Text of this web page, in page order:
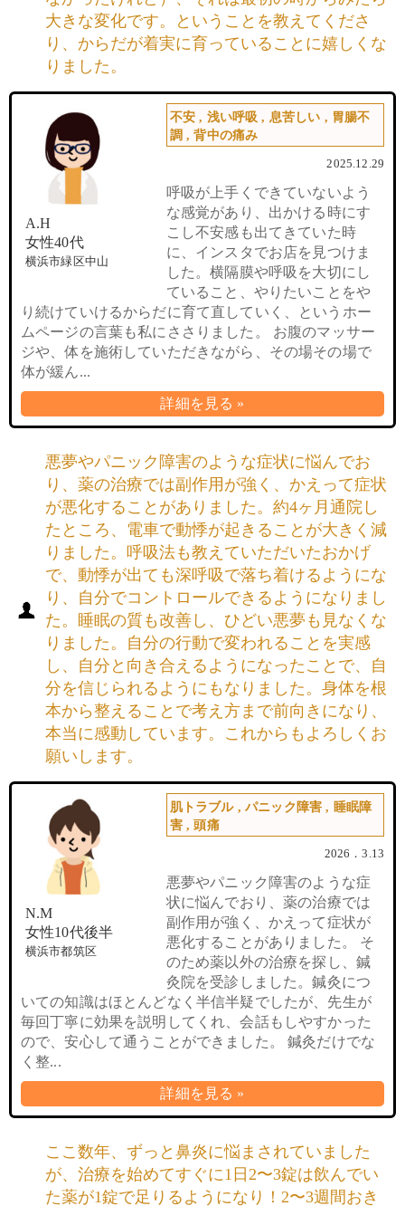
大きな変化です。ということを教えてくださ
り、からだが着実に育っていることに嬉しくな
りました。
A.H
女性40代
横浜市緑区中山
不安 , 浅い呼吸 , 息苦しい , 胃腸不
調 ,背中の痛み
2025.12.29
呼吸が上手くできていないよう
な感覚があり、出かける時にす
こし不安感も出てきていた時
に、インスタでお店を見つけま
した。横隔膜や呼吸を大切にし
ていること、やりたいことをや
り続けていけるからだに育て直していく、というホー
ムページの言葉も私にささりました。 お腹のマッサー
ジや、体を施術していただきながら、その場その場で
体が緩ん...
詳細を見る »
悪夢やパニック障害のような症状に悩んでお
り、薬の治療では副作用が強く、かえって症状
が悪化することがありました。約4ヶ月通院し
たところ、電車で動悸が起きることが大きく減
りました。呼吸法も教えていただいたおかげ
で、動悸が出ても深呼吸で落ち着けるようにな
り、自分でコントロールできるようになりまし
た。睡眠の質も改善し、ひどい悪夢も見なくな
りました。自分の行動で変われることを実感
し、自分と向き合えるようになったことで、自
分を信じられるようにもなりました。身体を根
本から整えることで考え方まで前向きになり、
本当に感動しています。これからもよろしくお
願いします。
N.M
女性10代後半
横浜市都筑区
肌トラブル,パニック障害 , 睡眠障
害,頭痛
2026．3.13
悪夢やパニック障害のような症
状に悩んでおり、薬の治療では
副作用が強く、かえって症状が
悪化することがありました。 そ
のため薬以外の治療を探し、鍼
灸院を受診しました。鍼灸につ
いての知識はほとんどなく半信半疑でしたが、先生が
毎回丁寧に効果を説明してくれ、会話もしやすかった
ので、安心して通うことができました。 鍼灸だけでな
く整...
詳細を見る »
ここ数年、ずっと鼻炎に悩まされていました
が、治療を始めてすぐに1日2〜3錠は飲んでい
た薬が1錠で足りるようになり！2〜3週間おき